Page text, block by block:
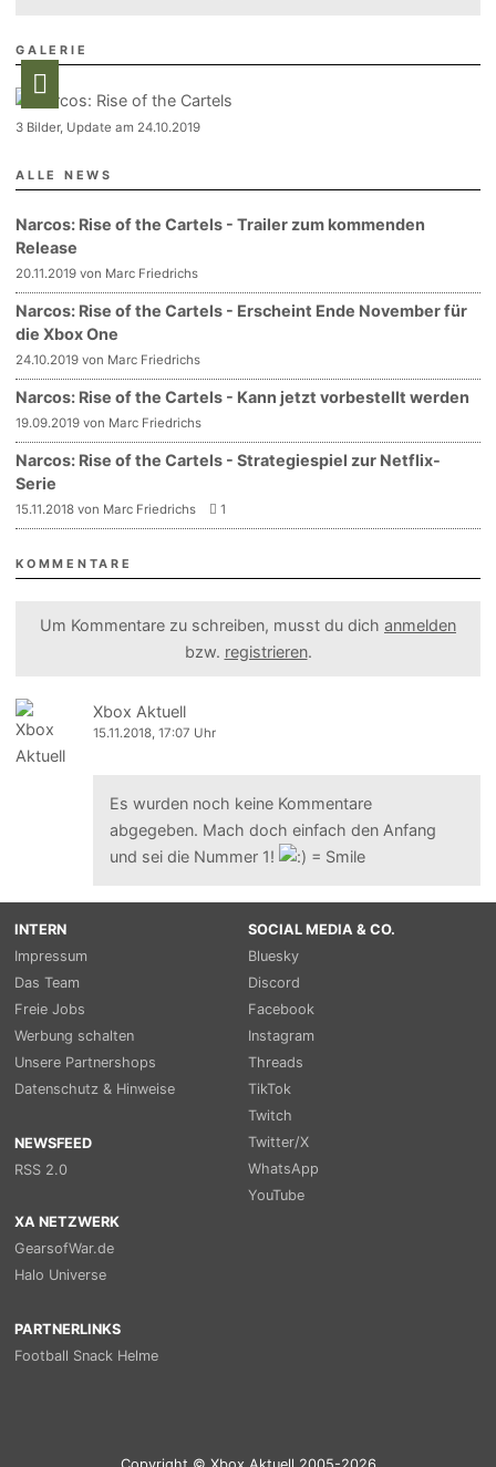
GALERIE
3 Bilder, Update am 24.10.2019
ALLE NEWS
Narcos: Rise of the Cartels - Trailer zum kommenden
Release
20.11.2019 von Marc Friedrichs
Narcos: Rise of the Cartels - Erscheint Ende November für
die Xbox One
24.10.2019 von Marc Friedrichs
Narcos: Rise of the Cartels - Kann jetzt vorbestellt werden
19.09.2019 von Marc Friedrichs
Narcos: Rise of the Cartels - Strategiespiel zur Netflix-
Serie
15.11.2018 von Marc Friedrichs 1
KOMMENTARE
Um Kommentare zu schreiben, musst du dich anmelden
bzw. registrieren.
Xbox Aktuell
15.11.2018, 17:07 Uhr
Es wurden noch keine Kommentare
abgegeben. Mach doch einfach den Anfang
und sei die Nummer 1!
INTERN
Impressum
Das Team
Freie Jobs
Werbung schalten
Unsere Partnershops
Datenschutz & Hinweise
NEWSFEED
RSS 2.0
SOCIAL MEDIA & CO.
Bluesky
Discord
Facebook
Instagram
Threads
TikTok
Twitch
Twitter/X
WhatsApp
YouTube
XA NETZWERK
GearsofWar.de
Halo Universe
PARTNERLINKS
Football Snack Helme